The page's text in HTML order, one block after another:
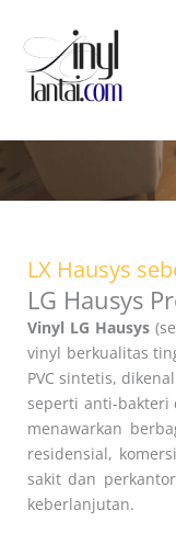
content
LX Hausys
LG Hausys
Vinyl LG Hausys
vinyl berkualitas
PVC sintetis,
seperti anti-bakteri
menawarkan
residensial,
sakit dan
keberlanjutan.